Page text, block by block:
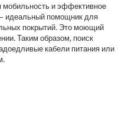
мобильность и эффективное
идеальный помощник для
покрытий. Это моющий
Таким образом, поиск
кабели питания или